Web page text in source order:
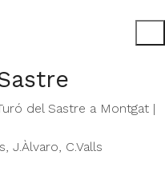
del Sastre a Montgat |
J.Àlvaro, C.Valls